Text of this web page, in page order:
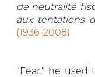
de neutralité
aux tentations
(1936-2008)
"Fear," he used